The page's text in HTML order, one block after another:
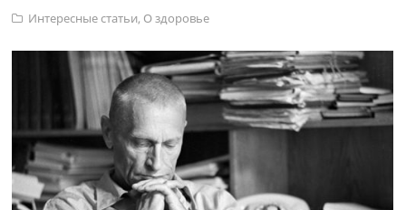
Интересные статьи, О здоровье